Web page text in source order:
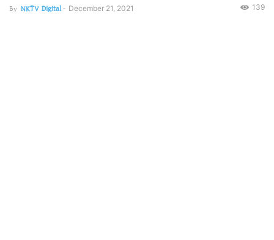
By NKTV Digital- December 21, 2021 139